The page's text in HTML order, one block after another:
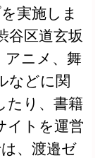
実施しま
谷区道玄坂
アニメ、舞
などに関
たり、書籍
イトを運営
、渡邉ゼ